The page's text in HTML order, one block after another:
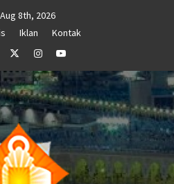
8th, 2026
Iklan
Kontak
TwitterInstagramYoutube